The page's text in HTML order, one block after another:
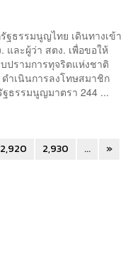
ฐธรรมนูญไทย เดินทางเข้า
และผู้ว่า สตง. เพื่อขอให้
ปรามการทุจริตแห่งชาติ
ำเนินการลงโทษสมาชิก
ธรรมนูญมาตรา 244 ...
2,920 2,930 ...
»